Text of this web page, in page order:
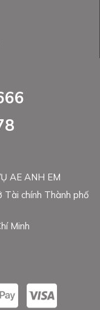
AE ANH EM
chính Thành phố
Minh